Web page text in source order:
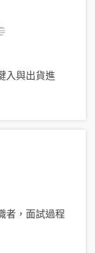
入與出貨進
者，面試過程